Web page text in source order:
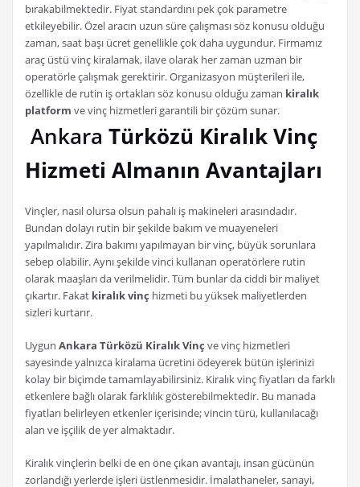
bırakabilmektedir. Fiyat standardını pek çok parametre
etkileyebilir. Özel aracın uzun süre çalışması söz konusu olduğu
zaman, saat başı ücret genellikle çok daha uygundur. Firmamız
araç üstü vinç kiralamak, ilave olarak her zaman uzman bir
operatörle çalışmak gerektirir. Organizasyon müşterileri ile,
özellikle de rutin iş ortakları söz konusu olduğu zaman kiralık
platform ve vinç hizmetleri garantili bir çözüm sunar.
Ankara Türközü Kiralık Vinç
Hizmeti Almanın Avantajları
Vinçler, nasıl olursa olsun pahalı iş makineleri arasındadır.
Bundan dolayı rutin bir şekilde bakım ve muayeneleri
yapılmalıdır. Zira bakımı yapılmayan bir vinç, büyük sorunlara
sebep olabilir. Aynı şekilde vinci kullanan operatörlere rutin
olarak maaşları da verilmelidir. Tüm bunlar da ciddi bir maliyet
çıkartır. Fakat kiralık vinç hizmeti bu yüksek maliyetlerden
sizleri kurtarır.
Uygun Ankara Türközü Kiralık Vinç ve vinç hizmetleri
sayesinde yalnızca kiralama ücretini ödeyerek bütün işlerinizi
kolay bir biçimde tamamlayabilirsiniz. Kiralık vinç fiyatları da farklı
etkenlere bağlı olarak farklılık gösterebilmektedir. Bu manada
fiyatları belirleyen etkenler içerisinde; vincin türü, kullanılacağı
alan ve işçilik de yer almaktadır.
Kiralık vinçlerin belki de en öne çıkan avantajı, insan gücünün
zorlandığı yerlerde işleri üstlenmesidir. İmalathaneler, sanayi,